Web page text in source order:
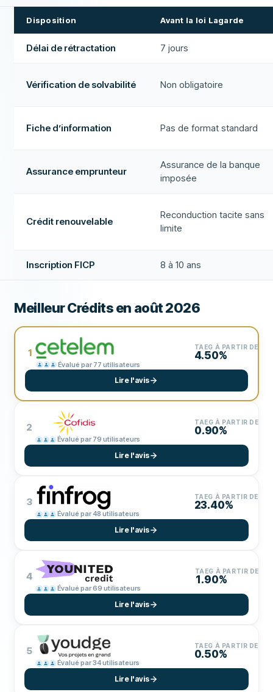
Disposition Avant la loi Lagarde
Délai de rétractation 7 jours
Vérification de solvabilité Non obligatoire
Fiche d’information Pas de format standard
Assurance emprunteur
Assurance de la banque
imposée
Crédit renouvelable
Reconduction tacite sans
limite
Inscription FICP 8 à 10 ans
Meilleur Crédits en août 2026
1
Évalué par 77 utilisateurs
TAEG À PARTIR DE
4.50%
Lire l'avis
2
Évalué par 79 utilisateurs
TAEG À PARTIR DE
0.90%
Lire l'avis
3
Évalué par 48 utilisateurs
TAEG À PARTIR DE
23.40%
Lire l'avis
4
Évalué par 69 utilisateurs
TAEG À PARTIR DE
1.90%
Lire l'avis
5
Évalué par 34 utilisateurs
TAEG À PARTIR DE
0.50%
Lire l'avis